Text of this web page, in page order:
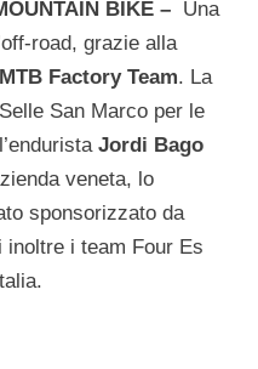
BIKE – Una
road, grazie alla
Factory Team. La
San Marco per le
Jordi Bago
veneta, lo
sponsorizzato da
inoltre i team Four Es